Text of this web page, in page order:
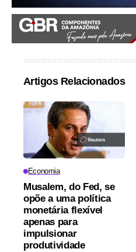
Artigos Relacionados
Economia
Musalem, do Fed, se
opõe a uma política
monetária flexível
apenas para
impulsionar
produtividade